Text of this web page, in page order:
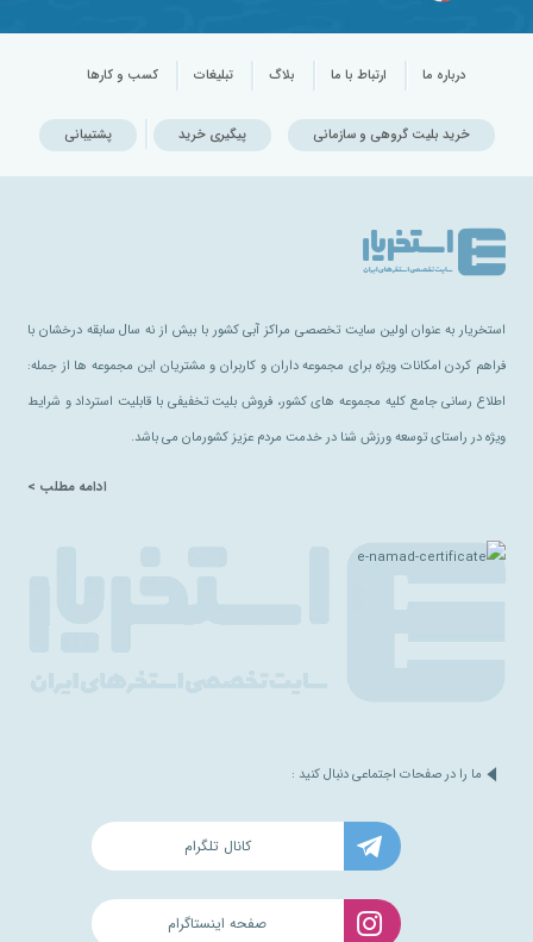
درباره ما ارتباط با ما بلاگ تبلیغات کسب و کارها
خرید بلیت گروهی و سازمانی پیگیری خرید پشتیبانی
استخریار به عنوان اولین سایت تخصصی مراکز آبی کشور با بیش از نه سال سابقه درخشان با
فراهم کردن امکانات ویژه برای مجموعه داران و کاربران و مشتریان این مجموعه ها از جمله:
اطلاع رسانی جامع کلیه مجموعه های کشور، فروش بلیت تخفیفی با قابلیت استرداد و شرایط
ویژه در راستای توسعه ورزش شنا در خدمت مردم عزیز کشورمان می باشد.
ادامه مطلب >
ما را در صفحات اجتماعی دنبال کنید :
کانال تلگرام
صفحه اینستاگرام